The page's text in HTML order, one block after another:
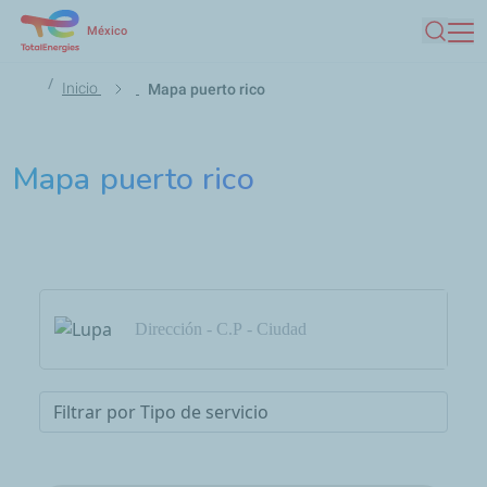
Pasar al contenido principal
México
Ruta de navegación
Inicio Mapa puerto rico
Mapa puerto rico